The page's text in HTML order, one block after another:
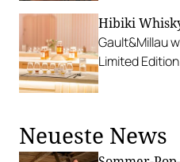
Hibiki
Gault&Millau
Limited
Neueste News